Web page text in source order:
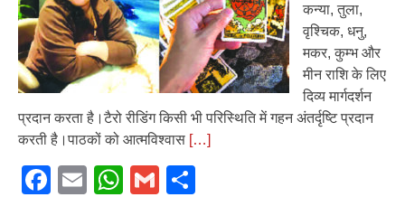
कन्या, तुला,
वृश्चिक, धनु,
मकर, कुम्भ और
मीन राशि के लिए
दिव्य मार्गदर्शन
प्रदान करता है।टैरो रीडिंग किसी भी परिस्थिति में गहन अंतर्दृष्टि प्रदान
करती है।पाठकों को आत्मविश्वास […]
Facebook
EmailWhatsApp
Gmail